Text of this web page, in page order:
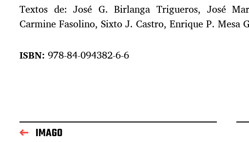
Textos de: José G. Birlanga Trigueros, José
Carmine Fasolino, Sixto J. Castro, Enrique P. Mesa
ISBN: 978-84-094382-6-6
IMAGO